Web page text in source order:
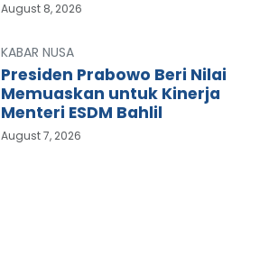
August 8, 2026
KABAR NUSA
Presiden Prabowo Beri Nilai
Memuaskan untuk Kinerja
Menteri ESDM Bahlil
August 7, 2026